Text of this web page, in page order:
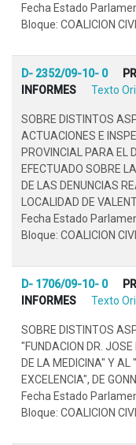
Fecha Estado
Bloque: COALICION
D- 2352/09-10- 0
INFORMES
Texto
SOBRE DISTINTOS
ACTUACIONES E
PROVINCIAL PARA EL
EFECTUADO SOBRE
DE LAS DENUNCIAS
LOCALIDAD DE
Fecha Estado
Bloque: COALICION
D- 1706/09-10- 0
INFORMES
Texto
SOBRE DISTINTOS
"FUNDACION DR.
DE LA MEDICINA" Y AL
EXCELENCIA", DE
Fecha Estado
Bloque: COALICION